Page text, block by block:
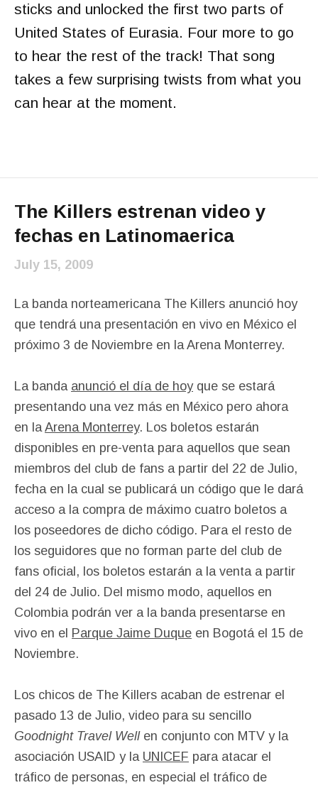
sticks and unlocked the first two parts of
United States of Eurasia. Four more to go
to hear the rest of the track! That song
takes a few surprising twists from what you
can hear at the moment.
The Killers estrenan video y
fechas en Latinomaerica
July 15, 2009
La banda norteamericana The Killers anunció hoy
que tendrá una presentación en vivo en México el
próximo 3 de Noviembre en la Arena Monterrey.
La banda anunció el día de hoyque se estará
presentando una vez más en México pero ahora
en laArena Monterrey. Los boletos estarán
disponibles en pre-venta para aquellos que sean
miembros del club de fans a partir del 22 de Julio,
fecha en la cual se publicará un código que le dará
acceso a la compra de máximo cuatro boletos a
los poseedores de dicho código. Para el resto de
los seguidores que no forman parte del club de
fans oficial, los boletos estarán a la venta a partir
del 24 de Julio. Del mismo modo, aquellos en
Colombia podrán ver a la banda presentarse en
vivo en el Parque Jaime Duque en Bogotá el 15 de
Noviembre.
Los chicos de The Killers acaban de estrenar el
pasado 13 de Julio, video para su sencillo
Goodnight Travel Well en conjunto con MTV y la
asociación USAID y la UNICEF para atacar el
tráfico de personas, en especial el tráfico de